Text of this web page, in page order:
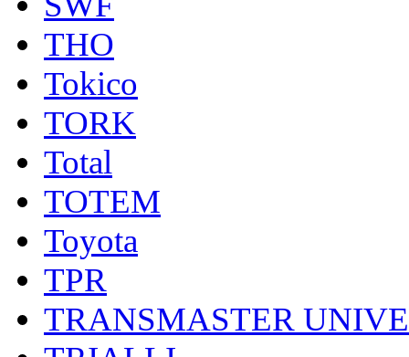
THO
Tokico
TORK
Total
TOTEM
Toyota
TPR
TRANSMASTER